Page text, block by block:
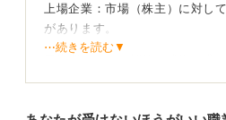
上場企業：市場（株主）に対し
があります。
⋯続きを読む▼